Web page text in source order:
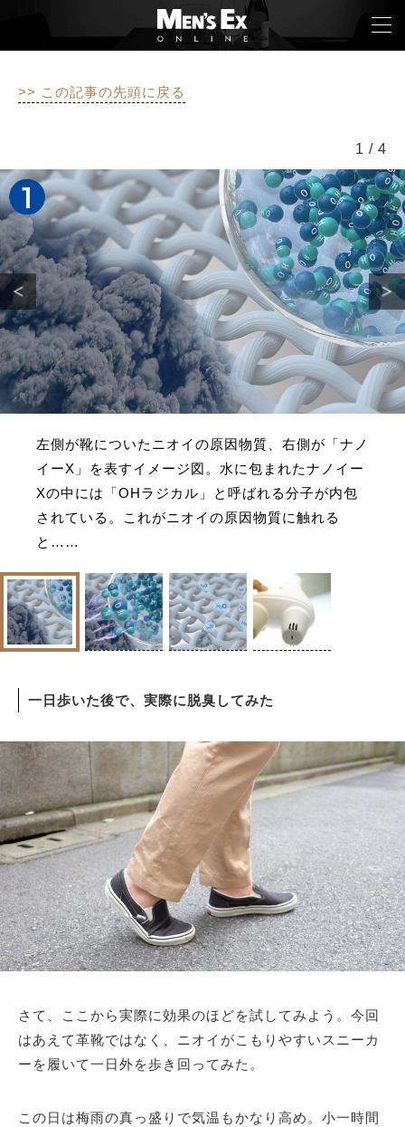
>> この記事の先頭に戻る
左側が靴についたニオイの原因物質、右側が「ナノ
イーX」を表すイメージ図。水に包まれたナノイー
Xの中には「OHラジカル」と呼ばれる分子が内包
されている。これがニオイの原因物質に触れる
と……
1 / 4
一日歩いた後で、実際に脱臭してみた
さて、ここから実際に効果のほどを試してみよう。今回
はあえて革靴ではなく、ニオイがこもりやすいスニーカ
ーを履いて一日外を歩き回ってみた。
この日は梅雨の真っ盛りで気温もかなり高め。小一時間
WATCH
CAR&BIKE
LIFESTYLE
COLUMN
MAGAZINE
ABOUT SITE